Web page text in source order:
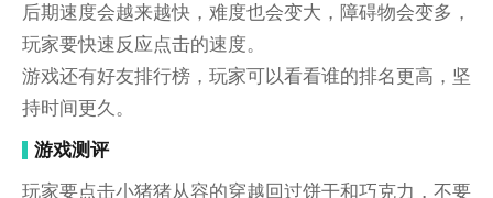
后期速度会越来越快，难度也会变大，障碍物会变多，
玩家要快速反应点击的速度。
游戏还有好友排行榜，玩家可以看看谁的排名更高，坚
持时间更久。
游戏测评
玩家要点击小猪猪从容的穿越回过饼干和巧克力，不要